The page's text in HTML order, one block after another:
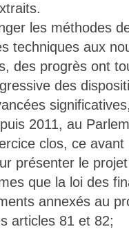
les méthodes
techniques aux
des progrès ont
des
2011, au
clos, ce
présenter le
que la loi des
annexés au
articles 81 et 82;